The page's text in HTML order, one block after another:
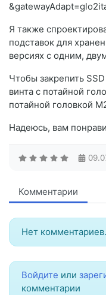
Я также
подставок для
версиях с одним,
Чтобы закрепить
винта с потайной
потайной головкой
Надеюсь, вам
Комментарии
Нет
Войдите или
комментарии